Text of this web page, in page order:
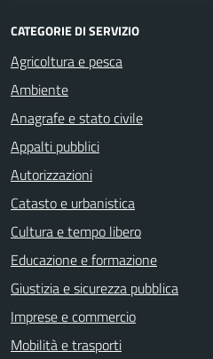
CATEGORIE DI SERVIZIO
Agricoltura e pesca
Ambiente
Anagrafe e stato civile
Appalti pubblici
Autorizzazioni
Catasto e urbanistica
Cultura e tempo libero
Educazione e formazione
Giustizia e sicurezza pubblica
Imprese e commercio
Mobilità e trasporti